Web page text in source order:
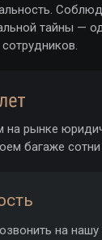
тайны —
рынке
багаже
на